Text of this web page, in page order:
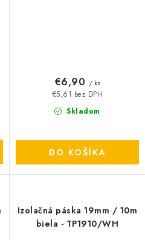
Skladom
€5,61 bez DPH
€6,90 / ks
DO KOŠÍKA
Izolačná páska 19mm / 10m
biela - TP1910/WH